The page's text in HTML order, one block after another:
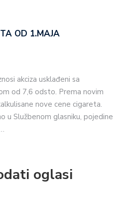
OD 1.MAJA
akciza usklađeni sa
od 7,6 odsto. Prema novim
nove cene cigareta.
u Službenom glasniku, pojedine
oglasi